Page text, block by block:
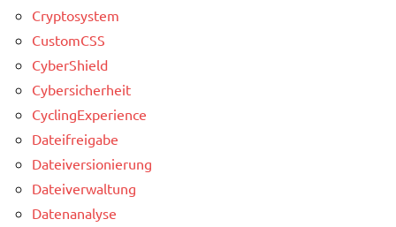
Cryptosystem
CustomCSS
CyberShield
Cybersicherheit
CyclingExperience
Dateifreigabe
Dateiversionierung
Dateiverwaltung
Datenanalyse